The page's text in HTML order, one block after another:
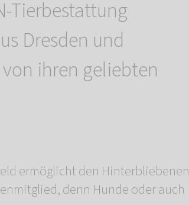
Tierbestattung
Dresden und
ihren geliebten
ermöglicht den Hinterbliebenen
denn Hunde oder auch